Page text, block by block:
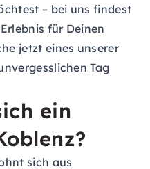
– bei uns findest
für Deinen
jetzt eines unserer
Tag
ein
sich aus